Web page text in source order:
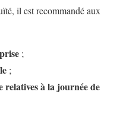
il est recommandé aux
;
;
relatives à la journée de